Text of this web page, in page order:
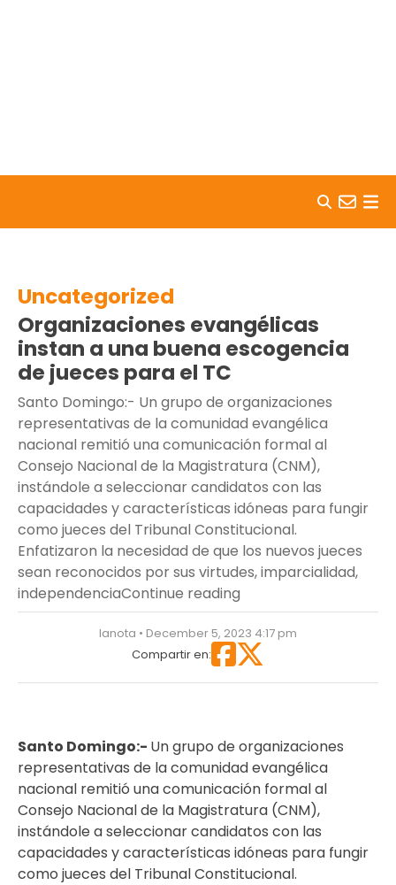
Uncategorized
Organizaciones evangélicas
instan a una buena escogencia
de jueces para el TC
Santo Domingo:- Un grupo de organizaciones
representativas de la comunidad evangélica
nacional remitió una comunicación formal al
Consejo Nacional de la Magistratura (CNM),
instándole a seleccionar candidatos con las
capacidades y características idóneas para fungir
como jueces del Tribunal Constitucional.
Enfatizaron la necesidad de que los nuevos jueces
sean reconocidos por sus virtudes, imparcialidad,
independenciaContinue reading
lanota • December 5, 2023 4:17 pm
Compartir en:
Santo Domingo:- Un grupo de organizaciones
representativas de la comunidad evangélica
nacional remitió una comunicación formal al
Consejo Nacional de la Magistratura (CNM),
instándole a seleccionar candidatos con las
capacidades y características idóneas para fungir
como jueces del Tribunal Constitucional.